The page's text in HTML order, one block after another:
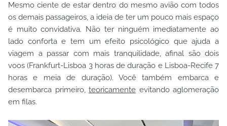
Mesmo ciente de estar dentro do mesmo avião com todos
os demais passageiros, a ideia de ter um pouco mais espaço
é muito convidativa. Não ter ninguém imediatamente ao
lado conforta e tem um efeito psicológico que ajuda a
viagem a passar com mais tranquilidade, afinal são dois
voos (Frankfurt-Lisboa 3 horas de duração e Lisboa-Recife 7
horas e meia de duração). Você também embarca e
desembarca primeiro, teoricamente evitando aglomeração
em filas.